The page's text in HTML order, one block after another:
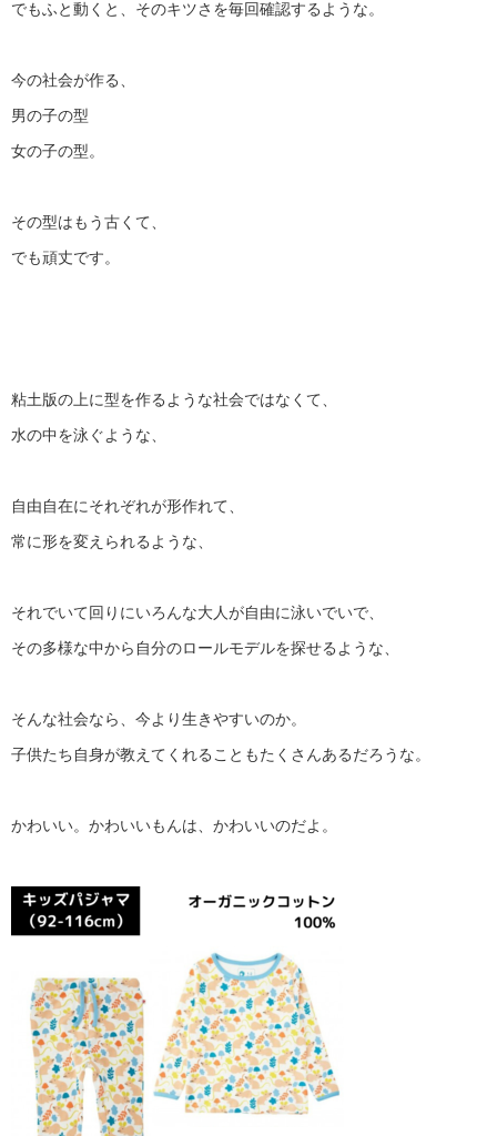
でもふと動くと、そのキツさを毎回確認するような。
今の社会が作る、
男の子の型
女の子の型。
その型はもう古くて、
でも頑丈です。
粘土版の上に型を作るような社会ではなくて、
水の中を泳ぐような、
自由自在にそれぞれが形作れて、
常に形を変えられるような、
それでいて回りにいろんな大人が自由に泳いでいで、
その多様な中から自分のロールモデルを探せるような、
そんな社会なら、今より生きやすいのか。
子供たち自身が教えてくれることもたくさんあるだろうな。
かわいい。かわいいもんは、かわいいのだよ。